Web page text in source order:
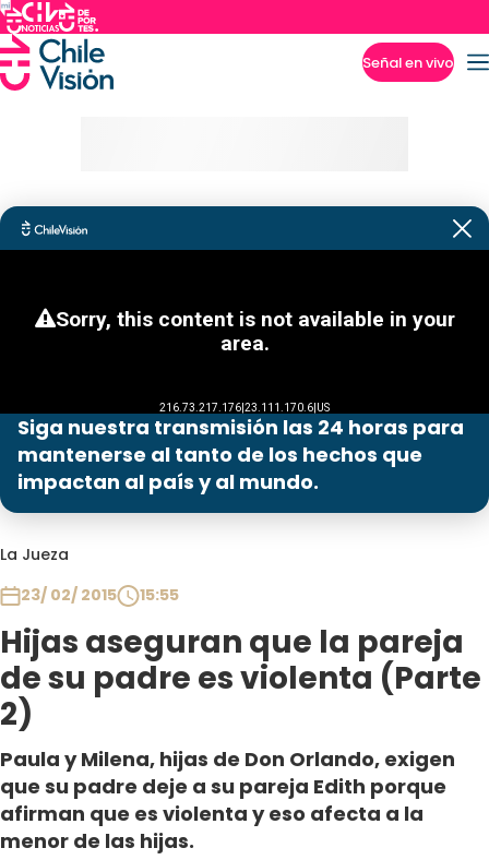
Señal en vivo
Siga nuestra transmisión las 24 horas para
mantenerse al tanto de los hechos que
impactan al país y al mundo.
La Jueza
23/ 02/ 2015
15:55
Hijas aseguran que la pareja
de su padre es violenta (Parte
2)
Paula y Milena, hijas de Don Orlando, exigen
que su padre deje a su pareja Edith porque
afirman que es violenta y eso afecta a la
menor de las hijas.
Programas
Club De La Comedia
Contigo en Directo
Plan Perfecto
El Tiempo
Sabingo